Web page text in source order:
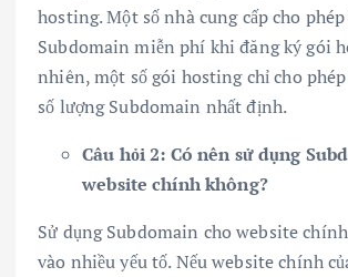
hosting. Một số nhà cung cấp cho
Subdomain miễn phí khi đăng ký gói
nhiên, một số gói hosting chỉ cho
số lượng Subdomain nhất định.
Câu hỏi 2: Có nên sử dụng
website chính không?
Sử dụng Subdomain cho website
vào nhiều yếu tố. Nếu website chính